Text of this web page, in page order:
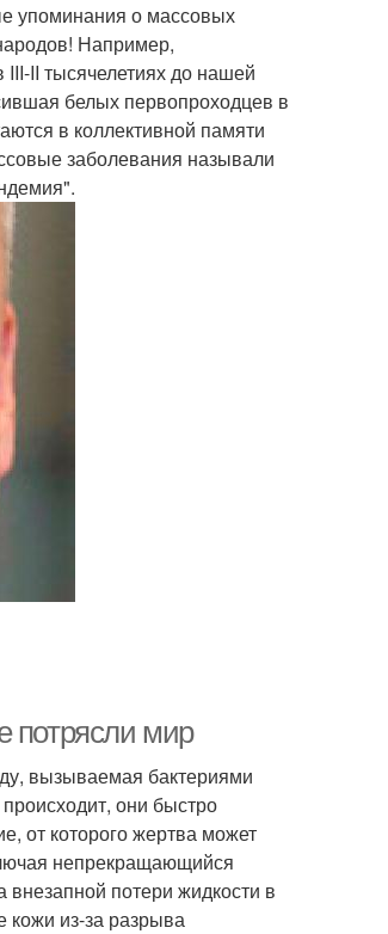
упоминания о массовых
Например,
II тысячелетиях до нашей
белых первопроходцев в
в коллективной памяти
заболевания называли
потрясли мир
вызываемая бактериями
они быстро
от которого жертва может
непрекращающийся
потери жидкости в
кожи из-за разрыва